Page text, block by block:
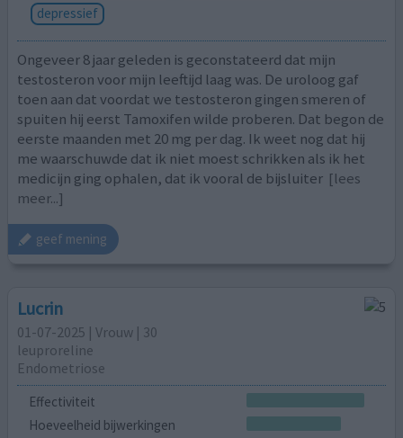
depressief
Ongeveer 8 jaar geleden is geconstateerd dat mijn
testosteron voor mijn leeftijd laag was. De uroloog gaf
toen aan dat voordat we testosteron gingen smeren of
spuiten hij eerst Tamoxifen wilde proberen. Dat begon de
eerste maanden met 20 mg per dag. Ik weet nog dat hij
me waarschuwde dat ik niet moest schrikken als ik het
medicijn ging ophalen, dat ik vooral de bijsluiter [lees
meer...]
geef mening
Lucrin
01-07-2025 | Vrouw | 30
leuproreline
Endometriose
Effectiviteit
Hoeveelheid bijwerkingen